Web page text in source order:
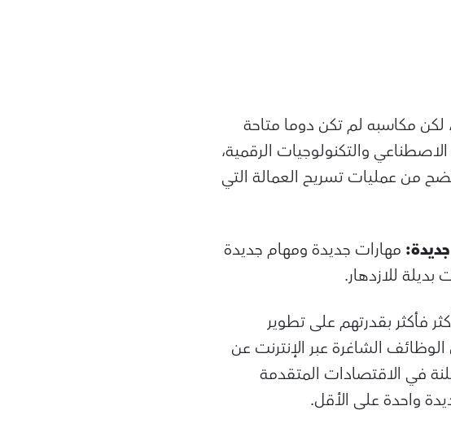
مكاسبه لم تكن دوما متاحة
والتكنولوجيات الرقمية،
من عمليات تسريح العمالة التي
مهارات جديدة ومهام جديدة
للازدهار.
فأكثر بقدرتهم على تطوير
الشاغرة عبر الإنترنت عن
فوظيفة من كل 10 وظائف معلنة في الاقتصادات المتقدمة